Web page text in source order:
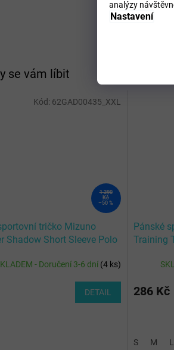
analýzy
Nastavení
se vám líbit
1 390
Kč
–50 %
tričko Mizuno
Shadow Short Sleeve Polo
- Doručení 3-6 dní(4 ks)
DETAIL
Kód: 62GAD00435_XXL
Pánské
Training
286 Kč
S M L